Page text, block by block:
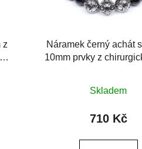
z
Náramek černý achát
10mm prvky z
produktu
Skladem
710 Kč